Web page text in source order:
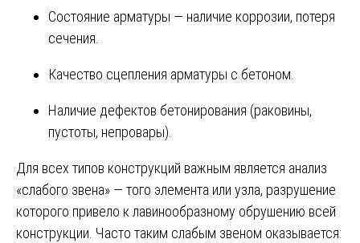
Состояние арматуры — наличие коррозии, потеря
сечения.
Качество сцепления арматуры с бетоном.
Наличие дефектов бетонирования (раковины,
пустоты, непровары).
Для всех типов конструкций важным является анализ
«слабого звена» — того элемента или узла, разрушение
которого привело к лавинообразному обрушению всей
конструкции. Часто таким слабым звеном оказывается: